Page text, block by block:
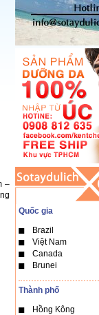
–
Quốc gia
Brazil
Việt Nam
Canada
Brunei
Thành phố
Hồng Kông